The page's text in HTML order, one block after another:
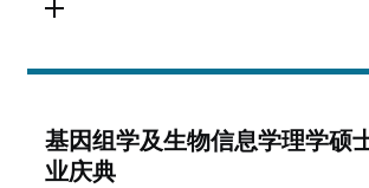
基因组学及生物信息学理学硕
业庆典